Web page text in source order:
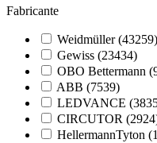
Fabricante
Weidmüller (43259)
Gewiss (23434)
OBO Bettermann
ABB (7539)
LEDVANCE
CIRCUTOR
HellermannTyton